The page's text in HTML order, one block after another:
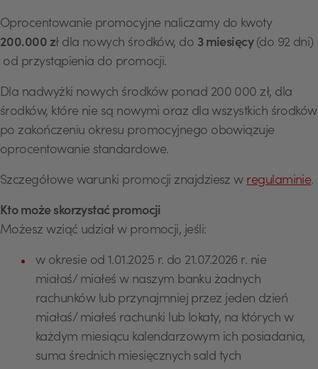
Oprocentowanie promocyjne naliczamy do kwoty
200.000 zł dla nowych środków, do 3 miesięcy (do 92 dni)
od przystąpienia do promocji.
Dla nadwyżki nowych środków ponad 200 000 zł, dla
środków, które nie są nowymi oraz dla wszystkich środków
po zakończeniu okresu promocyjnego obowiązuje
oprocentowanie standardowe.
Szczegółowe warunki promocji znajdziesz w regulaminie.
Kto może skorzystać promocji
Możesz wziąć udział w promocji, jeśli:
w okresie od 1.01.2025 r. do 21.07.2026 r. nie
miałaś/ miałeś w naszym banku żadnych
rachunków lub przynajmniej przez jeden dzień
miałaś/ miałeś rachunki lub lokaty, na których w
każdym miesiącu kalendarzowym ich posiadania,
suma średnich miesięcznych sald tych